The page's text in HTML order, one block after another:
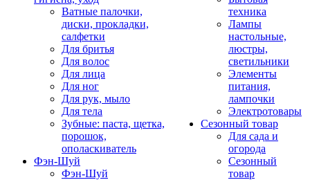
Ватные палочки,
диски, прокладки,
салфетки
Для бритья
Для волос
Для лица
Для ног
Для рук, мыло
Для тела
Зубные: паста, щетка,
порошок,
ополаскиватель
Фэн-Шуй
Фэн-Шуй
техника
Лампы
настольные,
люстры,
светильники
Элементы
питания,
лампочки
Электротовары
Сезонный товар
Для сада и
огорода
Сезонный
товар